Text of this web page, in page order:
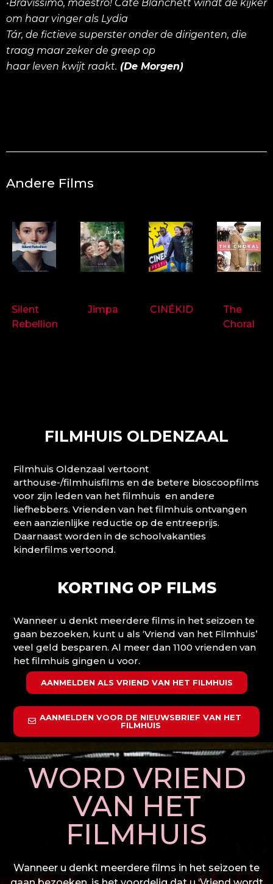
•Bravissimo, maestro! Cate Blanchett windt de kijker
om haar vinger als Lydia
Tár, de fictieve superster onder de dirigenten, die
traag maar zeker de greep op
haar leven kwijt raakt. (De Morgen)
Andere Films
Silent
Rebellion
Jimpa CINÉKID
The
Choral
FILMHUIS OLDENZAAL
Filmhuis Oldenzaal vertoont
arthouse-/filmhuisfilms en de betere bioscoopfilms
voor zijn leden van het filmhuis en andere
liefhebbers. Vrienden van het filmhuis ontvangen
een aanzienlijke reductie op de entreeprijs.
Daarnaast worden in de schoolvakanties
kinderfilms vertoond.
KORTING OP FILMS
Wanneer u denkt meerdere films in het seizoen te
gaan bezoeken, kunt u als ‘Vriend van het Filmhuis’
veel geld besparen. Al meer dan 1100 vrienden van
het filmhuis gingen u voor.
AANMELDEN ALS VRIEND VAN HET FILMHUIS
AANMELDEN VOOR DE NIEUWSBRIEF VAN HET
FILMHUIS
WORD VRIEND
VAN HET
FILMHUIS
Wanneer u denkt meerdere films in het seizoen te